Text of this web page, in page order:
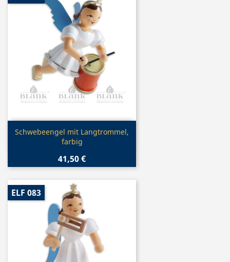
Vorschau
Schwebeengel mit Langtrommel,
farbig
41,50 €
ELF 083